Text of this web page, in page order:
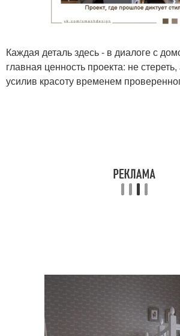
Каждая деталь здесь - в диалоге с
главная ценность проекта: не
усилив красоту временем